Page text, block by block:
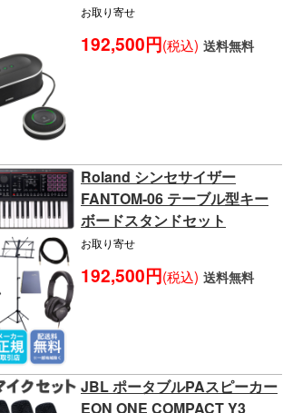
お取り寄せ
192,500円(税込) 送料無料
Roland シンセサイザー
FANTOM-06 テーブル型キー
ボードスタンドセット
お取り寄せ
192,500円(税込) 送料無料
JBL ポータブルPAスピーカー
EON ONE COMPACT Y3